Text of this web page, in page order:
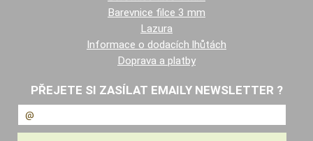
Barevnice filce 3 mm
Lazura
Informace o dodacích lhůtách
Doprava a platby
PŘEJETE SI ZASÍLAT EMAILY NEWSLETTER ?